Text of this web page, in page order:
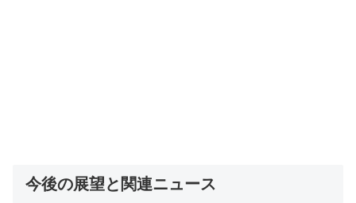
今後の展望と関連ニュース